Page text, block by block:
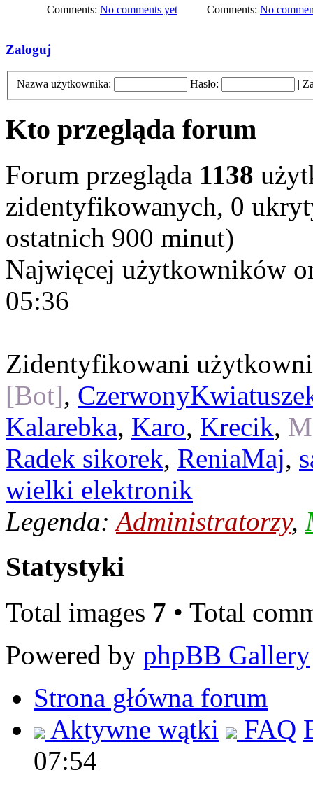
Comments: No comments yet Comments: No
Zaloguj
Nazwa użytkownika: Hasło: |
Kto przegląda forum
Forum przegląda 1138
zidentyfikowanych, 0
ostatnich 900 minut)
Najwięcej użytkowników
05:36
Zidentyfikowani
[Bot],
Kalarebka, Karo, Krecik,
Radek sikorek, ReniaMaj,
wielki elektronik
Legenda:Administratorzy,
Statystyki
Total images 7 • Total
Powered by phpBB Gallery
Strona główna forum
Aktywne wątki
FAQ
07:54